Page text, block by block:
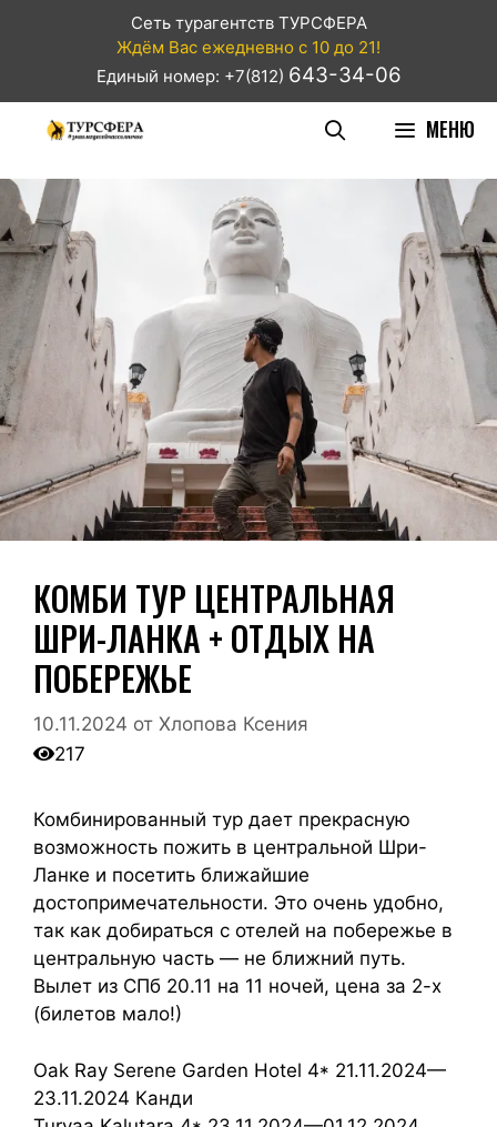
Сеть турагентств ТУРСФЕРА
Ждём Вас ежедневно с 10 до 21!
Единый номер: +7(812) 643-34-06
МЕНЮ
КОМБИ ТУР ЦЕНТРАЛЬНАЯ
ШРИ-ЛАНКА + ОТДЫХ НА
ПОБЕРЕЖЬЕ
10.11.2024 от Хлопова Ксения
217
Комбинированный тур дает прекрасную
возможность пожить в центральной Шри-
Ланке и посетить ближайшие
достопримечательности. Это очень удобно,
так как добираться с отелей на побережье в
центральную часть — не ближний путь.
Вылет из СПб 20.11 на 11 ночей, цена за 2-х
(билетов мало!)
Oak Ray Serene Garden Hotel 4* 21.11.2024—
23.11.2024 Канди